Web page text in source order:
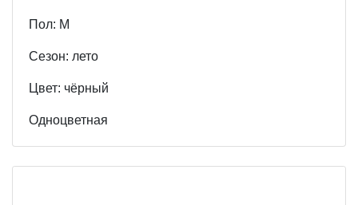
Пол: М
Cезон: лето
Цвет: чёрный
Одноцветная